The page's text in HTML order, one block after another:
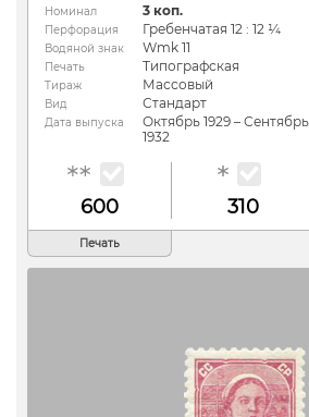
Номинал 3 коп.
Перфорация Гребенчатая 12 : 12 ¼
Водяной знак Wmk 11
Печать Типографская
Тираж Массовый
Вид Стандарт
Дата выпуска
Октябрь 1929 – Сентябрь
1932
600 310
Печать